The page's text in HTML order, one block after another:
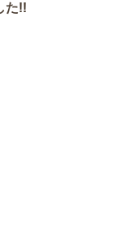
た!!